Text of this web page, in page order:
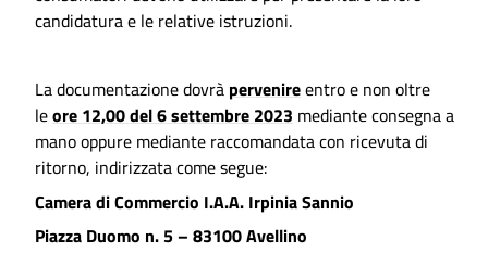
candidatura e le relative istruzioni.
La documentazione dovrà pervenireentro e non oltre
leore 12,00 del 6 settembre 2023 mediante consegna a
mano oppure mediante raccomandata con ricevuta di
ritorno, indirizzata come segue:
Camera di Commercio I.A.A. Irpinia Sannio
Piazza Duomo n. 5 – 83100 Avellino